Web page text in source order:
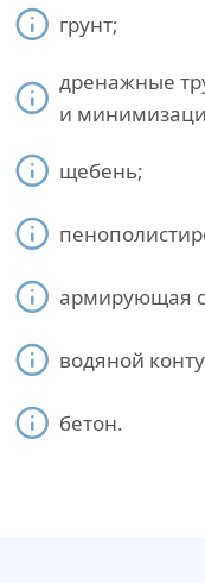
грунт;
дренажные
и
щебень;
армирующая
водяной
бетон.